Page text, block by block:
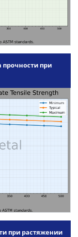
прочности при
при растяжении